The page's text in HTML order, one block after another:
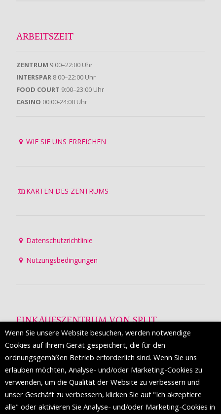
ARBEITSZEIT
ZENTRUM 9:00–22:00 Uhr
INTERSPAR 8:00–22:00 Uhr
FOOD COURT 9:00–23:00 Uhr
CASINO 00:00-24:00 Uhr
WIE SIE UNS ERREICHEN
KARTEN DES ZENTRUMS
Datenschutzrichtlinie
Nutzungsbedingungen
EINKAUFSZENTRUM VON SPLIT
Die Mall of Split
ist ein prestigeträchtiges Einkaufsziel mit
etwa 200 Einzelhandelsmarken und einer Reihe von
Weltmodemarken, die zum ersten Mal in Split erscheinen.
FOLGEN SIE UNS
Wenn Sie unsere Website besuchen, werden notwendige
Cookies auf Ihrem Gerät gespeichert, die für den
ordnungsgemäßen Betrieb erforderlich sind. Wenn Sie uns
erlauben möchten, Analyse- und/oder Marketing-Cookies zu
verwenden, um die Qualität der Website zu verbessern und
unser Geschäft zu verbessern, klicken Sie auf "Ich akzeptiere
alle" oder aktivieren Sie Analyse- und/oder Marketing-Cookies in